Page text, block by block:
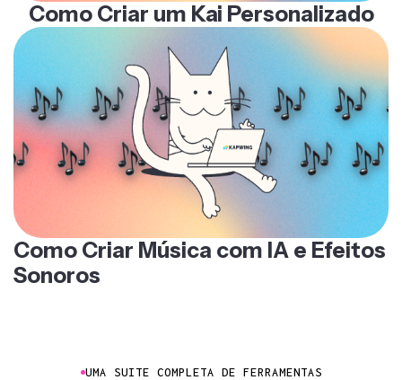
Como Criar um Kai Personalizado
Como Criar Música com IA e Efeitos
Sonoros
UMA SUITE COMPLETA DE FERRAMENTAS